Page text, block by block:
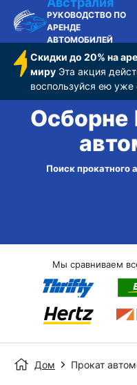
РУКОВОДСТВО ПО
АРЕНДЕ
АВТОМОБИЛЕЙ
Скидки до 20% на
мируЭта акция
воспользуйся ею уже
Осборне
Поиск прокатного
Мы сравниваем
Дом Прокат